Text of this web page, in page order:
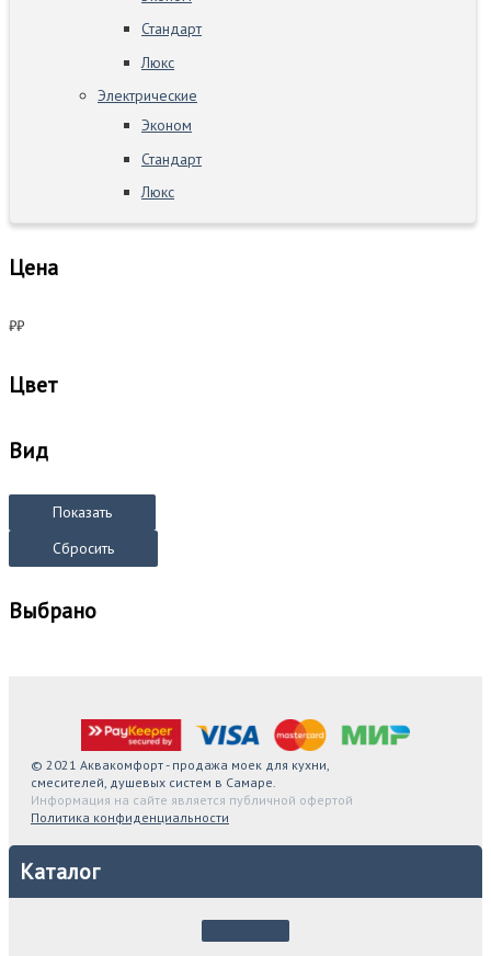
Стандарт
Люкс
Электрические
Эконом
Стандарт
Люкс
Цена
₽₽
Цвет
Вид
Показать
Сбросить
Выбрано
© 2021 Аквакомфорт - продажа моек для кухни,
смесителей, душевых систем в Самаре.
Информация на сайте является публичной офертой
Политика конфиденциальности
Каталог